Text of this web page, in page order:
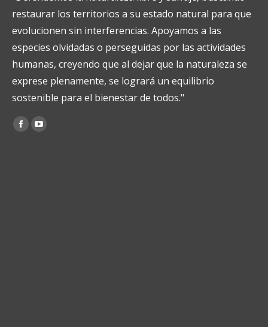
restaurar los territorios a su estado natural para que
evolucionen sin interferencias. Apoyamos a las
especies olvidadas o perseguidas por las actividades
humanas, creyendo que al dejar que la naturaleza se
exprese plenamente, se logrará un equilibrio
sostenible para el bienestar de todos."
Encuéntranos en:
FacebookYouTube